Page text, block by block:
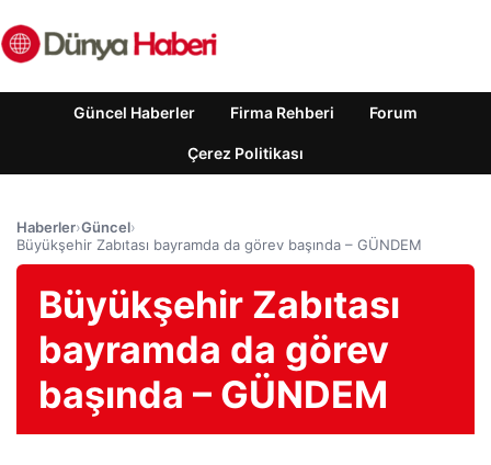
Güncel Haberler Firma Rehberi Forum
Çerez Politikası
Haberler›Güncel›
Büyükşehir Zabıtası bayramda da görev başında – GÜNDEM
Büyükşehir Zabıtası
bayramda da görev
başında – GÜNDEM